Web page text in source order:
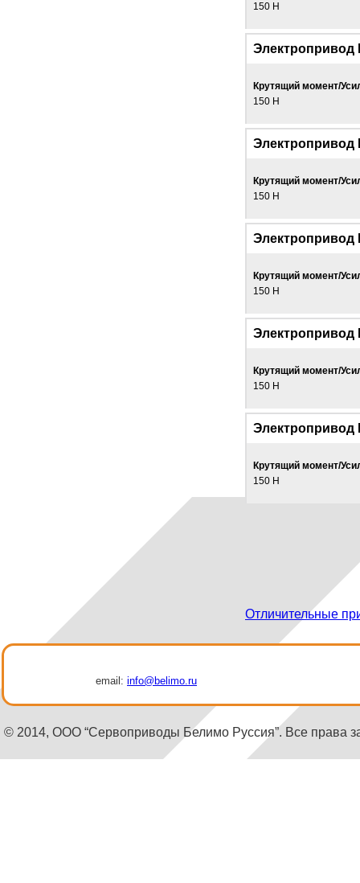
150 Н
Электропривод
Крутящий момент/
150 Н
Электропривод
Крутящий момент/
150 Н
Электропривод
Крутящий момент/
150 Н
Электропривод
Крутящий момент/
150 Н
Электропривод
Крутящий момент/
150 Н
Отличительные
email: info@belimo.ru
© 2014, ООО “Сервоприводы Белимо Руссия”. Все права